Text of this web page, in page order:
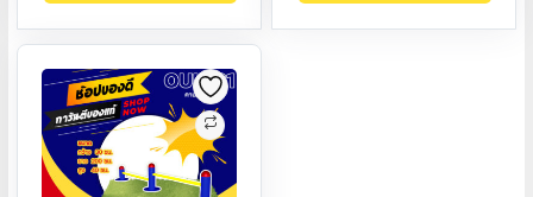
สั่ง
ทำ
7-
15
วัน
Fofansendai
ทำสี
สวย
สั่งทำ 7-15 วัน